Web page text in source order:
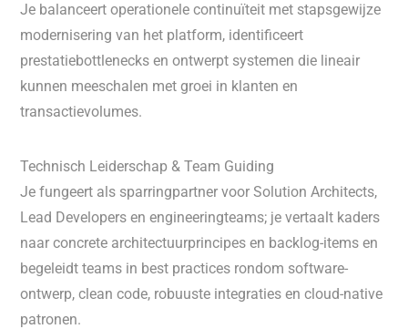
Je balanceert operationele continuïteit met stapsgewijze
modernisering van het platform, identificeert
prestatiebottlenecks en ontwerpt systemen die lineair
kunnen meeschalen met groei in klanten en
transactievolumes.
Technisch Leiderschap & Team Guiding
Je fungeert als sparringpartner voor Solution Architects,
Lead Developers en engineeringteams; je vertaalt kaders
naar concrete architectuurprincipes en backlog-items en
begeleidt teams in best practices rondom software-
ontwerp, clean code, robuuste integraties en cloud-native
patronen.